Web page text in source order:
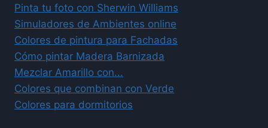
Pinta tu foto con Sherwin Williams
Simuladores de Ambientes online
Colores de pintura para Fachadas
Cómo pintar Madera Barnizada
Mezclar Amarillo con...
Colores que combinan con Verde
Colores para dormitorios